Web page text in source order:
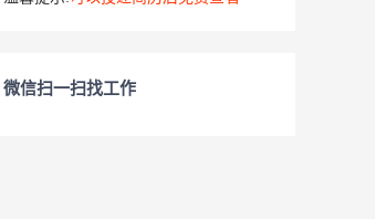
微信扫一扫找工作